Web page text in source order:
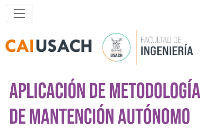
Pasar al contenido principal
APLICACIÓN DE METODOLOGÍA
DE MANTENCIÓN AUTÓNOMO